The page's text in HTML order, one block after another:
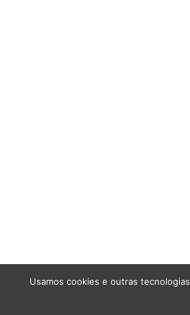
Usamos cookies e outras